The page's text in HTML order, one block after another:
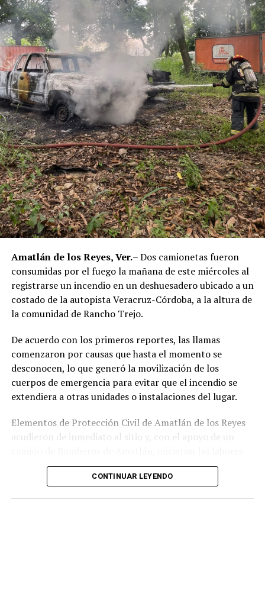
Municipal de Coscomatepec durante la administración
del alcalde de Movimiento Ciudadano, Armando Reyes
Muñoz, y permanecerán recluidos en el Centro de
Reinserción Social de Mediana Seguridad de La Toma, en
Amatlán de los Reyes, donde cumplirán la condena.
Aunque durante el operativo fueron detenidos siete
policías municipales, la sentencia dada a conocer
corresponde únicamente a seis de ellos. Hasta el
momento, las autoridades no han informado la situación
jurídica del séptimo implicado.
El caso evidenció presuntas irregularidades dentro de la
corporación policiaca y motivó la intervención de
autoridades estatales y federales, en un contexto de
reforzamiento de las investigaciones contra servidores
públicos relacionados con actividades ilícitas en la
La sentencia representa uno de los primeros fallos
derivados de aquel operativo y confirma la
responsabilidad penal de los exuniformados por delitos
relacionados con la posesión de droga y el
públicos.
Amatlán de los Reyes, Ver.– Dos camionetas fueron
consumidas por el fuego la mañana de este miércoles al
registrarse un incendio en un deshuesadero ubicado a un
costado de la autopista Veracruz-Córdoba, a la altura de
la comunidad de Rancho Trejo.
De acuerdo con los primeros reportes, las llamas
comenzaron por causas que hasta el momento se
desconocen, lo que generó la movilización de los
cuerpos de emergencia para evitar que el incendio se
extendiera a otras unidades o instalaciones del lugar.
Elementos de Protección Civil de Amatlán de los Reyes
acudieron de inmediato al sitio y, con el apoyo de un
para sofocar el fuego, logrando controlar la emergencia
tras varios minutos de trabajo.
CONTINUAR LEYENDO